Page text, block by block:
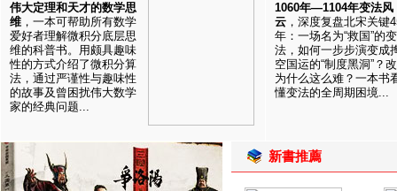
伟大定理和天才的数学思
维 ，一本可帮助所有数学
爱好者理解微积分底层思
维的科普书。用颇具趣味
性的方式介绍了微积分算
法，通过严谨性与趣味性
的故事及曾困扰伟大数学
家的经典问题...
1060年—1104年变法风
云 ，深度复盘北宋关键
年：一场名为“救国”的变
法，如何一步步演变成
空国运的“制度黑洞”？
为什么这么难？一本书
懂变法的全周期困境...
新書推薦